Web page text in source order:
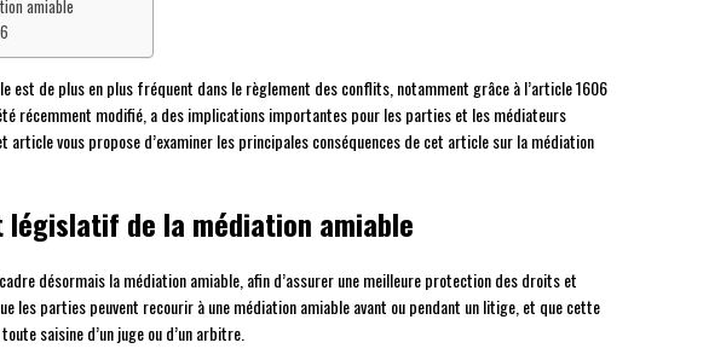
amiable
est de plus en plus fréquent dans le règlement des conflits, notamment grâce à l’article 1606
récemment modifié, a des implications importantes pour les parties et les médiateurs
article vous propose d’examiner les principales conséquences de cet article sur la médiation
législatif de la médiation amiable
désormais la médiation amiable, afin d’assurer une meilleure protection des droits et
les parties peuvent recourir à une médiation amiable avant ou pendant un litige, et que cette
saisine d’un juge ou d’un arbitre.